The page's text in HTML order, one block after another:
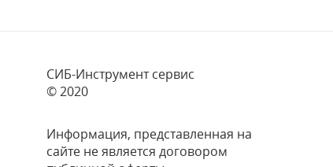
СИБ-Инструмент сервис
© 2020
Информация, представленная на
сайте не является договором